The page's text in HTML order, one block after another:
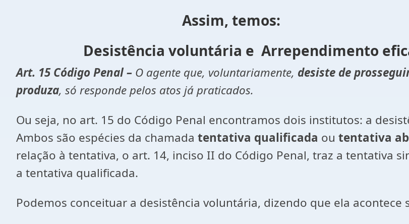
Assim, temos:
Desistência voluntária e Arrependimento
Art. 15 Código Penal – O agente que, voluntariamente, desiste de
produza, só responde pelos atos já praticados.
Ou seja, no art. 15 do Código Penal encontramos dois institutos: a
Ambos são espécies da chamada tentativa qualificada ou tentativa
relação à tentativa, o art. 14, inciso II do Código Penal, traz a tentativa
a tentativa qualificada.
Podemos conceituar a desistência voluntária, dizendo que ela acontece